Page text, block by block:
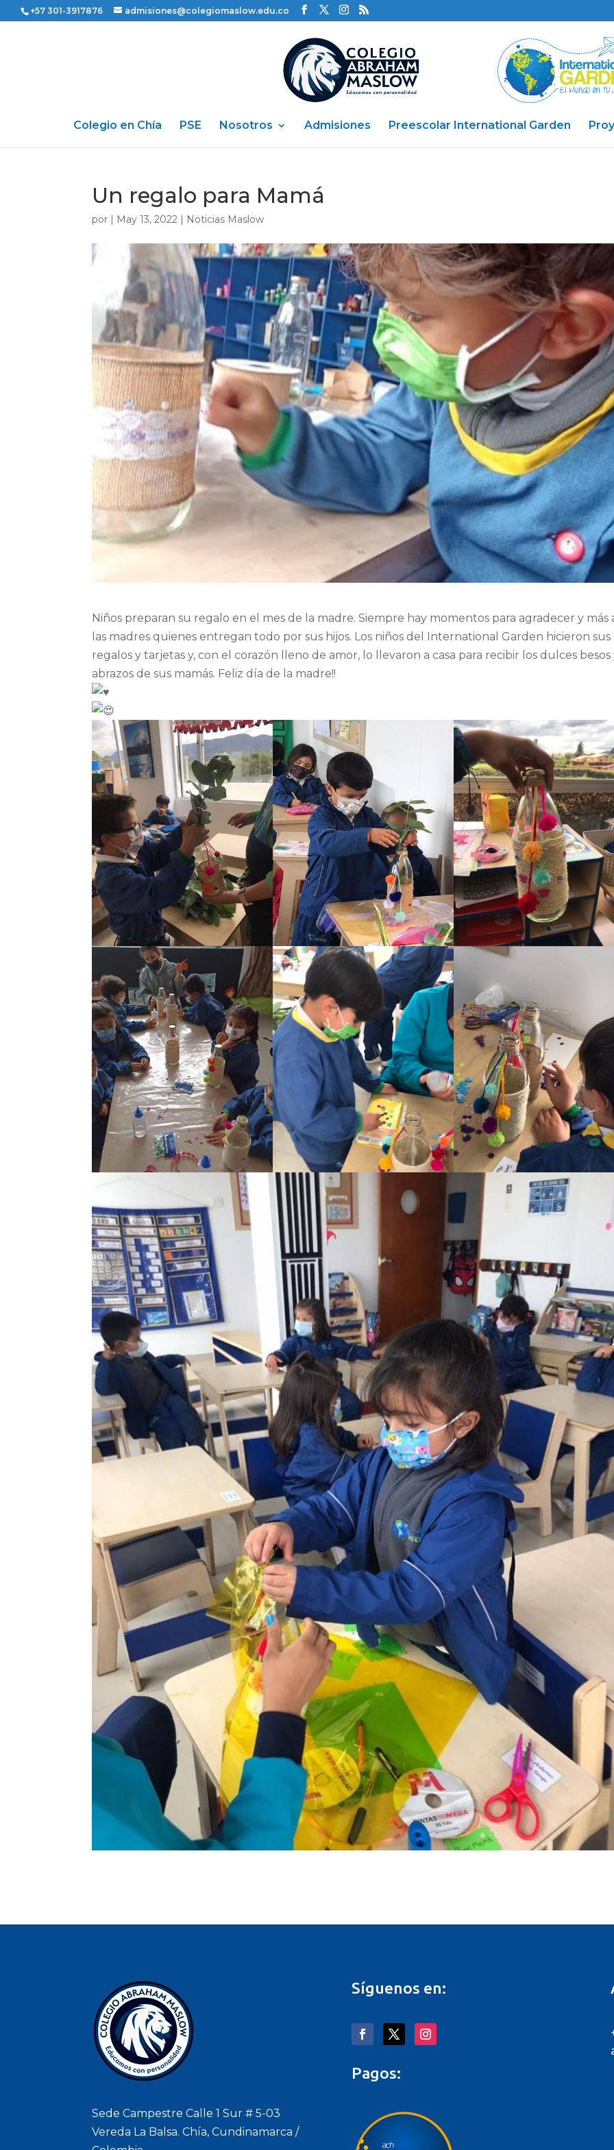
+57 301-3917876 admisiones@colegiomaslow.edu.co
Colegio en Chía PSE Nosotros Admisiones Preescolar International Garden
Un regalo para Mamá
por | May 13, 2022 | Noticias Maslow
Niños preparan su regalo en el mes de la madre. Siempre hay momentos para agradecer y más
las madres quienes entregan todo por sus hijos. Los niños del International Garden hicieron sus
regalos y tarjetas y, con el corazón lleno de amor, lo llevaron a casa para recibir los dulces besos
abrazos de sus mamás. Feliz día de la madre!!
Sede Campestre Calle 1 Sur # 5-03
Vereda La Balsa. Chía, Cundinamarca /
Síguenos en:
Pagos: